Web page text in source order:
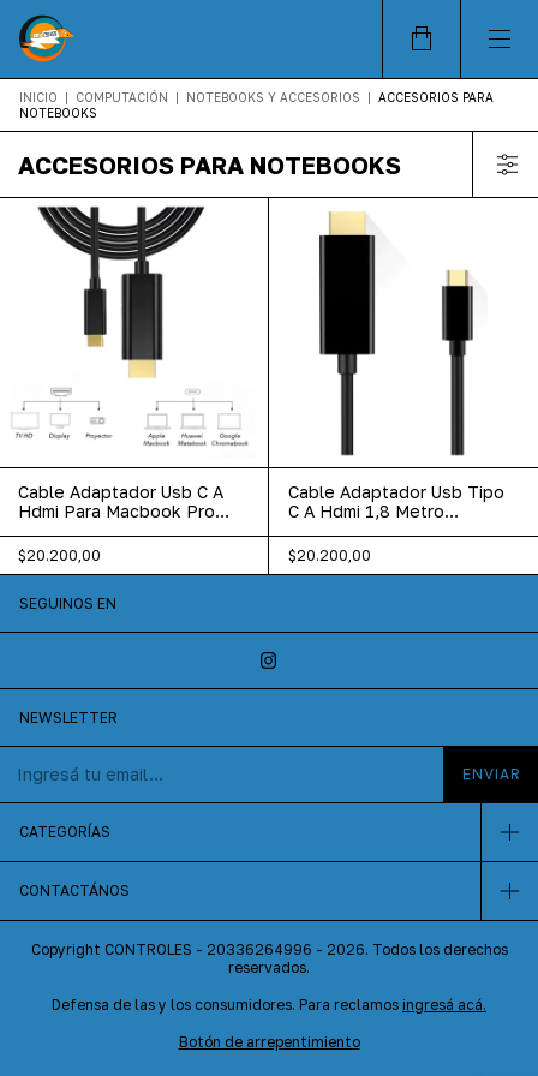
INICIO | COMPUTACIÓN | NOTEBOOKS Y ACCESORIOS | ACCESORIOS PARA
NOTEBOOKS
ACCESORIOS PARA NOTEBOOKS
Cable Adaptador Usb C A
Hdmi Para Macbook Pro
Negro
$20.200,00
Cable Adaptador Usb Tipo
C A Hdmi 1,8 Metro
$20.200,00
SEGUINOS EN
NEWSLETTER
CATEGORÍAS
CONTACTÁNOS
Copyright CONTROLES - 20336264996 - 2026. Todos los derechos
reservados.
Defensa de las y los consumidores. Para reclamos ingresá acá.
Botón de arrepentimiento